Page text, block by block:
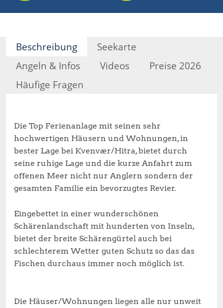
Beschreibung
Seekarte
Angeln & Infos
Videos
Preise 2026
Häufige Fragen
Die Top Ferienanlage mit seinen sehr
hochwertigen Häusern und Wohnungen, in
bester Lage bei Kvenvær/Hitra, bietet durch
seine ruhige Lage und die kurze Anfahrt zum
offenen Meer nicht nur Anglern sondern der
gesamten Familie ein bevorzugtes Revier.
Eingebettet in einer wunderschönen
Schärenlandschaft mit hunderten von Inseln,
bietet der breite Schärengürtel auch bei
schlechterem Wetter guten Schutz so das das
Fischen durchaus immer noch möglich ist.
Die Häuser/Wohnungen liegen alle nur unweit